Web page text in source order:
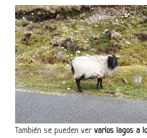
También se pueden ver varios lagos a